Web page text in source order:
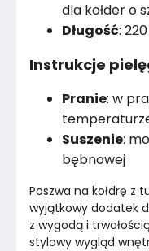
dla kołder o
Długość:
Instrukcje
Pranie: w
Suszenie:
bębnowej
Poszwa na kołdrę z
wyjątkowy dodatek
z wygodą i
stylowy wygląd